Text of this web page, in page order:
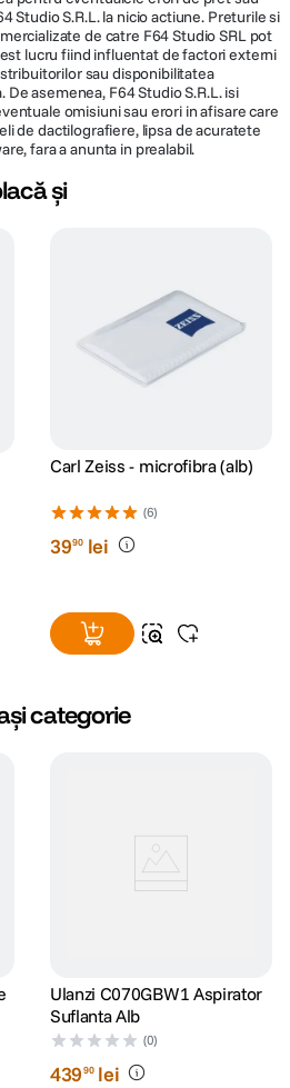
Studio S.R.L. la nicio actiune. Preturile si
de catre F64 Studio SRL pot
lucru fiind influentat de factori externi
sau disponibilitatea
asemenea, F64 Studio S.R.L. isi
omisiuni sau erori in afisare care
de dactilografiere, lipsa de acuratete
fara a anunta in prealabil.
și
Carl Zeiss - microfibra (alb)
(6)
3990 lei
categorie
Ulanzi C070GBW1 Aspirator
Suflanta Alb
(0)
43990 lei